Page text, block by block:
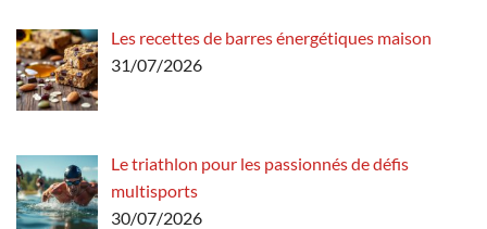
Les recettes de barres énergétiques maison
31/07/2026
Le triathlon pour les passionnés de défis
multisports
30/07/2026